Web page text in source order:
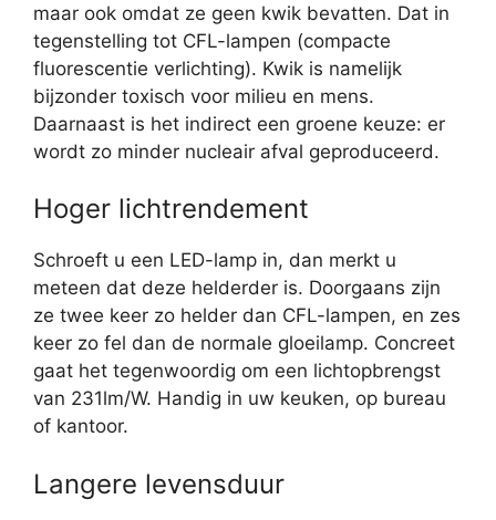
maar ook omdat ze geen kwik bevatten. Dat in
tegenstelling tot CFL-lampen (compacte
fluorescentie verlichting). Kwik is namelijk
bijzonder toxisch voor milieu en mens.
Daarnaast is het indirect een groene keuze: er
wordt zo minder nucleair afval geproduceerd.
Hoger lichtrendement
Schroeft u een LED-lamp in, dan merkt u
meteen dat deze helderder is. Doorgaans zijn
ze twee keer zo helder dan CFL-lampen, en zes
keer zo fel dan de normale gloeilamp. Concreet
gaat het tegenwoordig om een lichtopbrengst
van 231lm/W. Handig in uw keuken, op bureau
of kantoor.
Langere levensduur